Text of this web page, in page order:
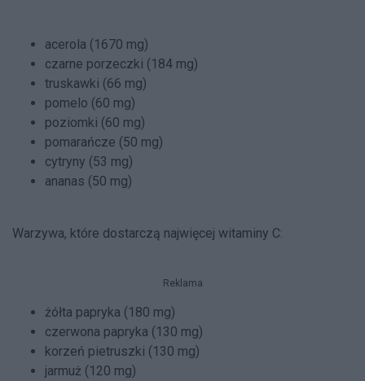
acerola (1670 mg)
czarne porzeczki (184 mg)
truskawki (66 mg)
pomelo (60 mg)
poziomki (60 mg)
pomarańcze (50 mg)
cytryny (53 mg)
ananas (50 mg)
Warzywa, które dostarczą najwięcej witaminy C:
Reklama
żółta papryka (180 mg)
czerwona papryka (130 mg)
korzeń pietruszki (130 mg)
jarmuż (120 mg)